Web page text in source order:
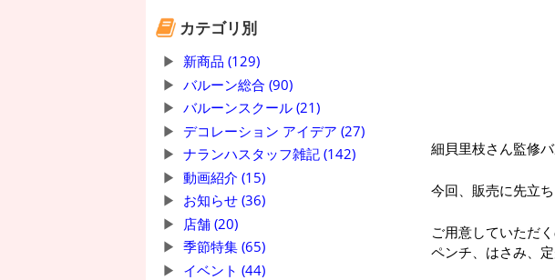
カテゴリ別
新商品 (129)
バルーン総合 (90)
バルーンスクール (21)
デコレーション アイデア (27)
ナランハスタッフ雑記 (142)
動画紹介 (15)
お知らせ (36)
店舗 (20)
季節特集 (65)
イベント (44)
細貝里枝さん監修
今回、販売に先立
ご用意していただ
ペンチ、はさみ、